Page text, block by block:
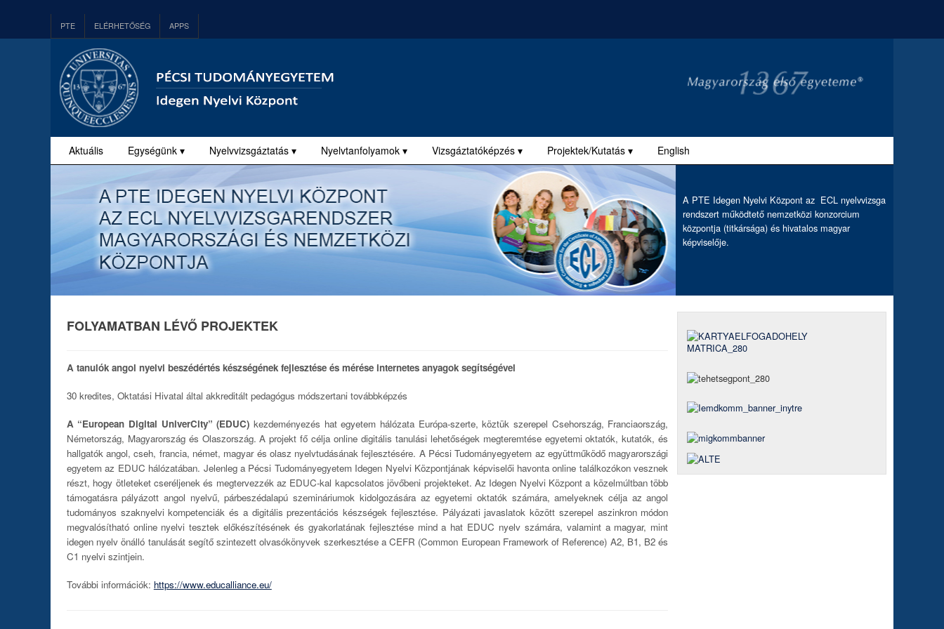
PTE ELÉRHETŐSÉG APPS
Aktuális Egységünk ▾ Nyelvvizsgáztatás ▾ Nyelvtanfolyamok ▾ Vizsgáztatóképzés ▾ Projektek/Kutatás ▾ English
A PTE Idegen Nyelvi Központ az ECL nyelvvizsga
rendszert működtető nemzetközi konzorcium
központja (titkársága) és hivatalos magyar
képviselője.
FOLYAMATBAN LÉVŐ PROJEKTEK
A tanulók angol nyelvi beszédértés készségének fejlesztése és mérése internetes anyagok segítségével
30 kredites, Oktatási Hivatal által akkreditált pedagógus módszertani továbbképzés
A “European Digital UniverCity” (EDUC) kezdeményezés hat egyetem hálózata Európa-szerte, köztük szerepel Csehország, Franciaország,
Németország, Magyarország és Olaszország. A projekt fő célja online digitális tanulási lehetőségek megteremtése egyetemi oktatók, kutatók, és
hallgatók angol, cseh, francia, német, magyar és olasz nyelvtudásának fejlesztésére. A Pécsi Tudományegyetem az együttműködő magyarországi
egyetem az EDUC hálózatában. Jelenleg a Pécsi Tudományegyetem Idegen Nyelvi Központjának képviselői havonta online találkozókon vesznek
részt, hogy ötleteket cseréljenek és megtervezzék az EDUC-kal kapcsolatos jövőbeni projekteket. Az Idegen Nyelvi Központ a közelmúltban több
támogatásra pályázott angol nyelvű, párbeszédalapú szemináriumok kidolgozására az egyetemi oktatók számára, amelyeknek célja az angol
tudományos szaknyelvi kompetenciák és a digitális prezentációs készségek fejlesztése. Pályázati javaslatok között szerepel aszinkron módon
megvalósítható online nyelvi tesztek előkészítésének és gyakorlatának fejlesztése mind a hat EDUC nyelv számára, valamint a magyar, mint
idegen nyelv önálló tanulását segítő szintezett olvasókönyvek szerkesztése a CEFR (Common European Framework of Reference) A2, B1, B2 és
C1 nyelvi szintjein.
További információk: https://www.educalliance.eu/